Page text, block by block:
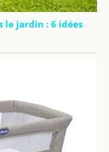
le jardin : 6 idées